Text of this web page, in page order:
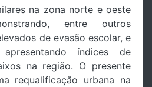
na zona norte e oeste
entre outros
de evasão escolar, e
apresentando índices de
na região. O presente
requalificação urbana na